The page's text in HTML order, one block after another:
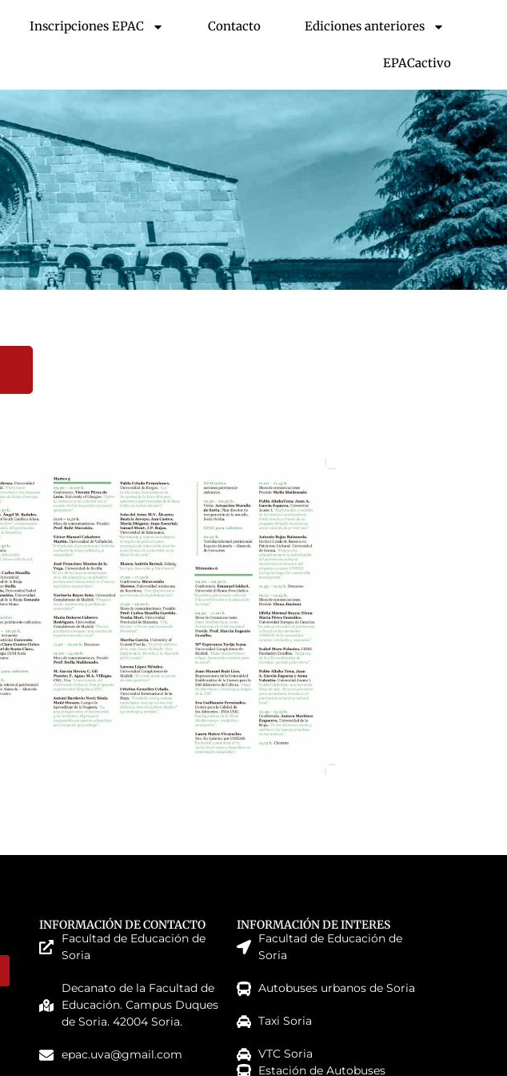
Inscripciones EPAC Contacto Ediciones anteriores
EPACactivo
INFORMACIÓN DE CONTACTO
Facultad de Educación de
Soria
Decanato de la Facultad de
Educación. Campus Duques
de Soria. 42004 Soria.
epac.uva@gmail.com
INFORMACIÓN DE INTERES
Facultad de Educación de
Soria
Autobuses urbanos de Soria
Taxi Soria
VTC Soria
Estación de Autobuses